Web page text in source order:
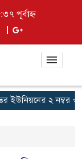
পূর্বাহ্ন
Toggle
২ নম্বর